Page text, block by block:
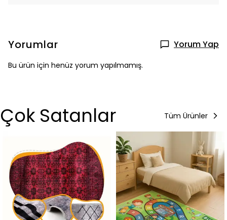
Yorumlar Yorum Yap
Bu ürün için henüz yorum yapılmamış.
Çok Satanlar Tüm Ürünler